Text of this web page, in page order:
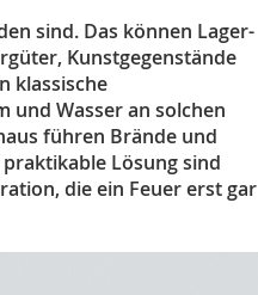
sind. Das können Lager-
Kunstgegenstände
klassische
und Wasser an solchen
führen Brände und
Lösung sind
die ein Feuer erst gar